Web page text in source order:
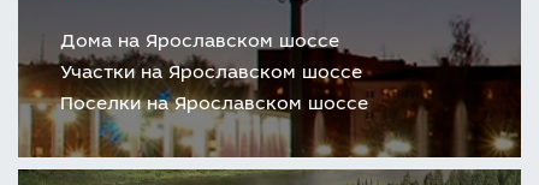
Дома на Ярославском шоссе
Участки на Ярославском шоссе
Поселки на Ярославском шоссе